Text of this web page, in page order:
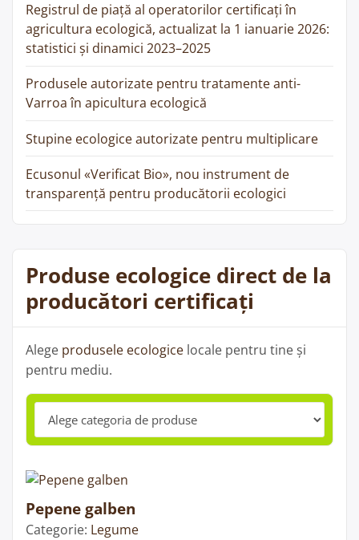
Registrul de piață al operatorilor certificați în
agricultura ecologică, actualizat la 1 ianuarie 2026:
statistici și dinamici 2023–2025
Produsele autorizate pentru tratamente anti-
Varroa în apicultura ecologică
Stupine ecologice autorizate pentru multiplicare
Ecusonul «Verificat Bio», nou instrument de
transparență pentru producătorii ecologici
Produse ecologice direct de la
producători certificați
Alege produsele ecologice locale pentru tine și
pentru mediu.
Pepene galben
Categorie: Legume